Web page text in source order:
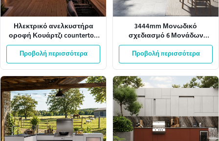
Ηλεκτρικό ανελκυστήρα
οροφή Κουάρτζι countertop
εξωτερική κουζίνα ντουλάπι
αλουμινίου
Προβολή περισσότερα
3444mm Μονωδικό
σχεδιασμό 6 Μονάδων
Γραφείο Σκεπή Εξωτερική
κουζίνα
Προβολή περισσότερα